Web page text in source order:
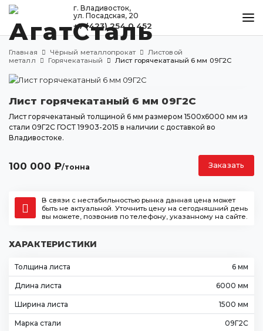
г. Владивосток,
ул. Посадская, 20
+7 (423) 254 0 452
КАТАЛОГ
МЕТАЛЛООБРАБОТКА
ДОСТАВКА И ОПЛАТА
КОНТАКТЫ
ул. Посадская, 20
Главная Чёрный металлопрокат
Листовой
металл
Горячекатаный Лист горячекатаный 6 мм 09Г2С
Лист горячекатаный 6 мм 09Г2С
Лист горячекатаный толщиной 6 мм размером 1500х6000 мм из
стали 09Г2С ГОСТ 19903-2015 в наличии с доставкой во
Владивостоке.
100 000 ₽/тонна Заказать
В связи с нестабильностью рынка данная цена может
быть не актуальной. Уточнить цену на сегодняшний день
вы можете, позвонив по телефону, указанному на сайте.
ХАРАКТЕРИСТИКИ
Толщина листа 6 мм
Длина листа 6000 мм
Ширина листа 1500 мм
Марка стали 09Г2С